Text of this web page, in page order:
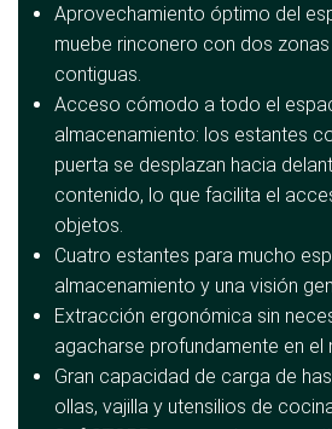
Aprovechamiento óptimo del
muebe rinconero con dos
contiguas.
Acceso cómodo a todo el
almacenamiento: los estantes
puerta se desplazan hacia
contenido, lo que facilita el
objetos.
Cuatro estantes para mucho
almacenamiento y una visión
Extracción ergonómica sin
agacharse profundamente en el
Gran capacidad de carga de
ollas, vajilla y utensilios de